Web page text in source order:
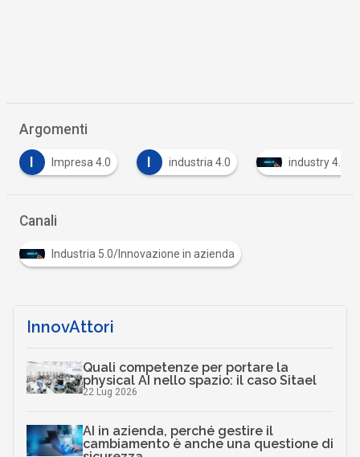
Argomenti
industria 4.0 industry 4.0 M mise
Canali
Industria 5.0/Innovazione in azienda
InnovAttori
Quali competenze per portare la
physical AI nello spazio: il caso Sitael
22 Lug 2026
AI in azienda, perché gestire il
cambiamento è anche una questione di